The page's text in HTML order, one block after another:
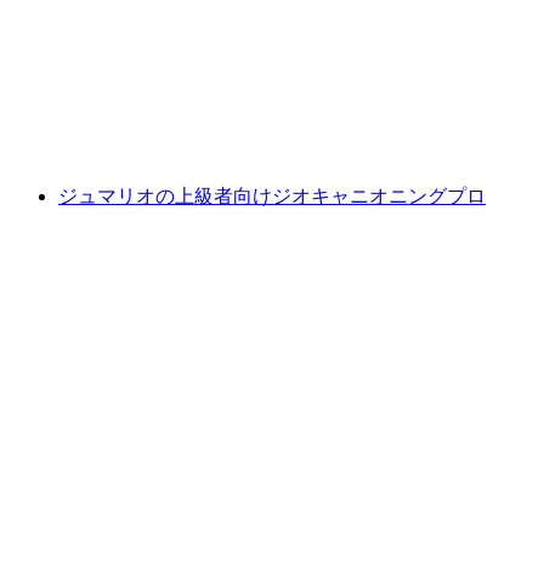
ジュマリオの上級者向けジオキャニオニングプロ